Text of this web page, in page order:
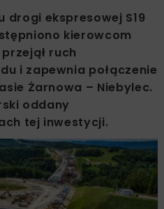
drogi ekspresowej S19
kierowcom
ruch
i zapewnia połączenie
Żarnowa – Niebylec.
oddany
tej inwestycji.